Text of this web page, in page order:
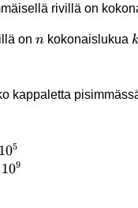
rivillä on
on n
nkokonaislukua k
kappaletta
105
109